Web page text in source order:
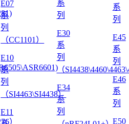
）
E07
系
列
（CC1101）
E10
系
列
（SI4463\SI4438）
E11
系
列
E30
系
列
（
E34
系
列
系
列
E45
系
列
E46
系
列
E50